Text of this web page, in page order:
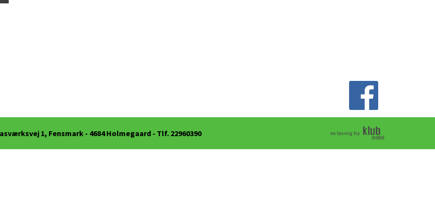
1, Fensmark - 4684 Holmegaard - Tlf. 22960390